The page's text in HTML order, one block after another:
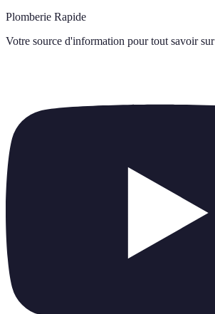
Plomberie Rapide
Votre source d'information pour tout savoir sur